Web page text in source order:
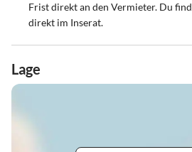
Frist direkt an den Vermieter. Du
direkt im Inserat.
Lage